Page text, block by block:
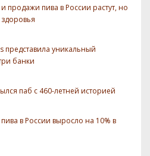
продажи пива в России растут, но
представила уникальный
банки
паб с 460-летней историей
в России выросло на 10% в